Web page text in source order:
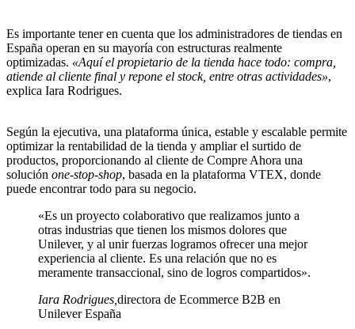
Es importante tener en cuenta que los administradores de tiendas en
España operan en su mayoría con estructuras realmente
optimizadas. «Aquí el propietario de la tienda hace todo: compra,
atiende al cliente final y repone el stock, entre otras actividades»,
explica Iara Rodrigues.
Según la ejecutiva, una plataforma única, estable y escalable permite
optimizar la rentabilidad de la tienda y ampliar el surtido de
productos, proporcionando al cliente de Compre Ahora una
solución one-stop-shop, basada en la plataforma VTEX, donde
puede encontrar todo para su negocio.
«Es un proyecto colaborativo que realizamos junto a
otras industrias que tienen los mismos dolores que
Unilever, y al unir fuerzas logramos ofrecer una mejor
experiencia al cliente. Es una relación que no es
meramente transaccional, sino de logros compartidos».
Iara Rodrigues directora de Ecommerce B2B en
Unilever España